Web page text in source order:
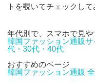
トを覗いてチェックして
年代別で、スマホで見や
韓国ファッション通
代・30代・40代
おすすめのページ
韓国ファッション通販